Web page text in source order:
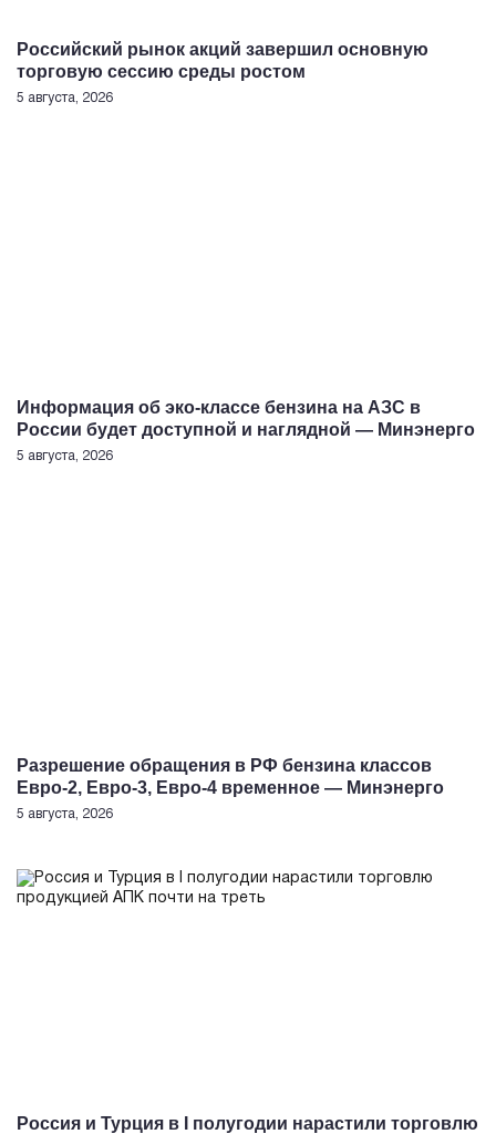
Российский рынок акций завершил основную
торговую сессию среды ростом
5 августа, 2026
Информация об эко-классе бензина на АЗС в
России будет доступной и наглядной — Минэнерго
5 августа, 2026
Разрешение обращения в РФ бензина классов
Евро-2, Евро-3, Евро-4 временное — Минэнерго
5 августа, 2026
Россия и Турция в I полугодии нарастили торговлю